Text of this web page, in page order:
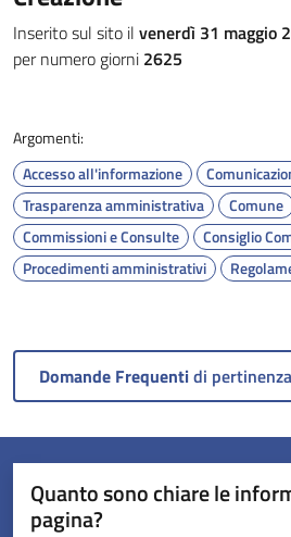
Inserito sul sito il venerdì 31 maggio
per numero giorni 2625
Argomenti:
Accesso all'informazione
Trasparenza amministrativa
Comune
Commissioni e Consulte
Consiglio
Procedimenti amministrativi
Domande Frequentidi pertinenza
Quanto sono chiare le
pagina?